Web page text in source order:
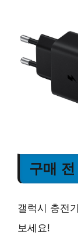
구매
갤럭시 충전
보세요!